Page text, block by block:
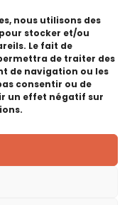
nous utilisons des
stocker et/ou
Le fait de
de traiter des
de navigation ou les
consentir ou de
un effet négatif sur